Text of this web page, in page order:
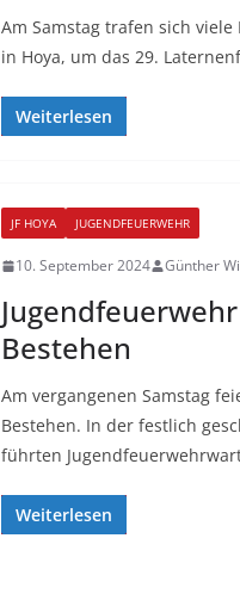
Am Samstag trafen sich
in Hoya, um das 29.
Weiterlesen
JF HOYA JUGENDFEUERWEHR
10. September 2024 Günther
Bestehen
Am vergangenen Samstag
Bestehen. In der festlich
führten
Weiterlesen